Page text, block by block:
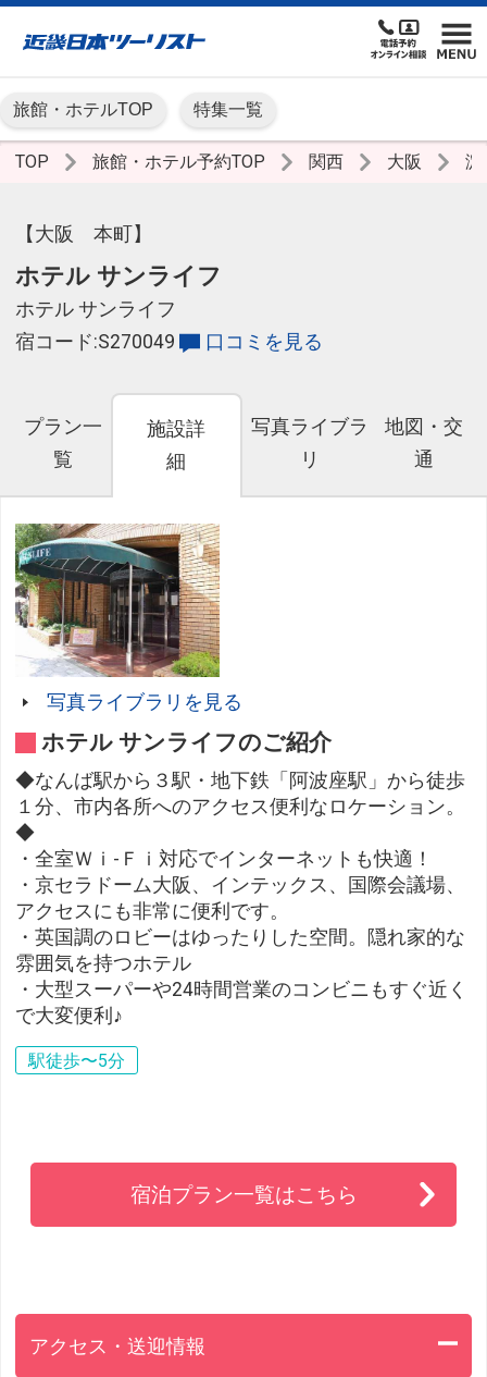
旅館・ホテルTOP 特集一覧
TOP 旅館・ホテル予約TOP 関西 大阪 淀
【大阪 本町】
ホテル サンライフ
ホテル サンライフ
宿コード:S270049
口コミを見る
プラン一
覧
施設詳
細
写真ライブラ
リ
地図・交
通
写真ライブラリを見る
ホテル サンライフのご紹介
◆なんば駅から３駅・地下鉄「阿波座駅」から徒歩
１分、市内各所へのアクセス便利なロケーション。
◆
・全室Ｗｉ-Ｆｉ対応でインターネットも快適！
・京セラドーム大阪、インテックス、国際会議場、
アクセスにも非常に便利です。
・英国調のロビーはゆったりした空間。隠れ家的な
雰囲気を持つホテル
・大型スーパーや24時間営業のコンビニもすぐ近く
で大変便利♪
駅徒歩〜5分
宿泊プラン一覧はこちら
アクセス・送迎情報